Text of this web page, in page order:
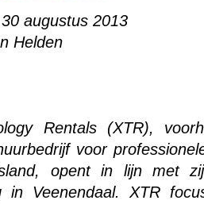
augustus 2013
Helden
Rentals (XTR),
voor
opent in lijn met
in Veenendaal. XTR